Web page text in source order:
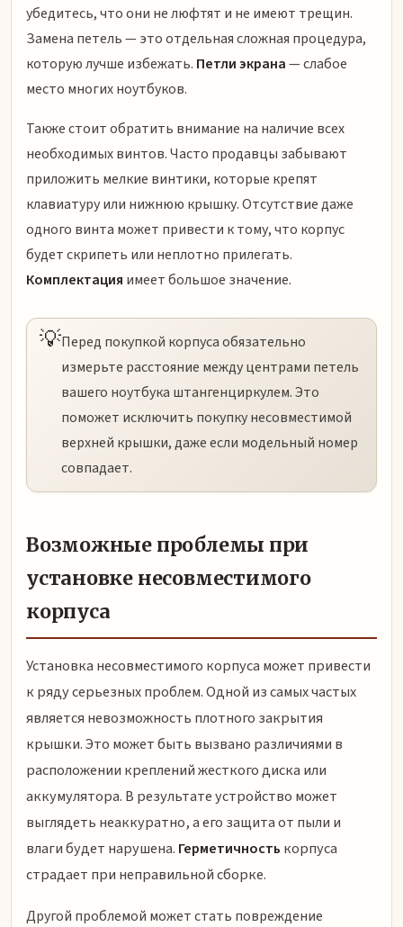
убедитесь, что они не люфтят и не имеют трещин.
Замена петель — это отдельная сложная процедура,
которую лучше избежать. Петли экрана— слабое
место многих ноутбуков.
Также стоит обратить внимание на наличие всех
необходимых винтов. Часто продавцы забывают
приложить мелкие винтики, которые крепят
клавиатуру или нижнюю крышку. Отсутствие даже
одного винта может привести к тому, что корпус
будет скрипеть или неплотно прилегать.
Комплектация имеет большое значение.
💡Перед покупкой корпуса обязательно
измерьте расстояние между центрами петель
вашего ноутбука штангенциркулем. Это
поможет исключить покупку несовместимой
верхней крышки, даже если модельный номер
совпадает.
Возможные проблемы при
установке несовместимого
корпуса
Установка несовместимого корпуса может привести
к ряду серьезных проблем. Одной из самых частых
является невозможность плотного закрытия
крышки. Это может быть вызвано различиями в
расположении креплений жесткого диска или
аккумулятора. В результате устройство может
выглядеть неаккуратно, а его защита от пыли и
влаги будет нарушена. Герметичность корпуса
страдает при неправильной сборке.
Другой проблемой может стать повреждение